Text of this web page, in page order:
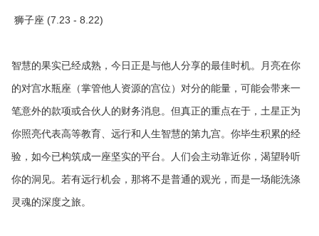
狮子座 (7.23 - 8.22)
智慧的果实已经成熟，今日正是与他人分享的最佳时机。月亮在你
的对宫水瓶座（掌管他人资源的宫位）对分的能量，可能会带来一
笔意外的款项或合伙人的财务消息。但真正的重点在于，土星正为
你照亮代表高等教育、远行和人生智慧的第九宫。你毕生积累的经
验，如今已构筑成一座坚实的平台。人们会主动靠近你，渴望聆听
你的洞见。若有远行机会，那将不是普通的观光，而是一场能洗涤
灵魂的深度之旅。